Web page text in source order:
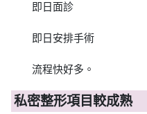
即日面診
即日安排手術
流程快好多。
私密整形項目較成熟